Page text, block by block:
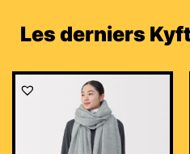
Les derniers